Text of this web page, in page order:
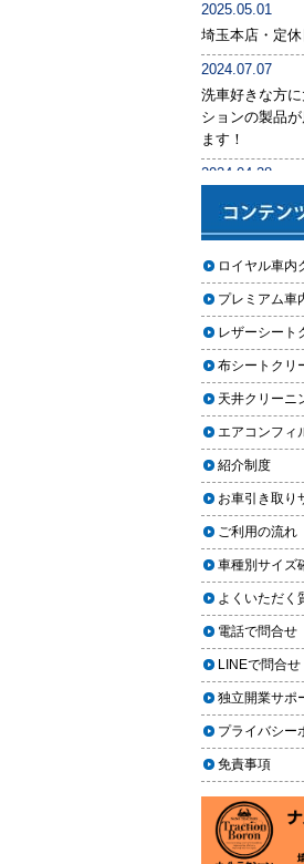
後悔しないた
つのポイント
果を感じない
つの原因
【2026年版】
自分でできる
界線と失敗例
い原因とは？
ビ別の正しい
【2026年版】
どこまでやる
め内容と費用
【2026年版
料金相場はい
別に徹底比較
ヘッドライト
場｜イエロー
クス・専門店
版】
【2026年版】
ーフィルム料
容・相場・安
車のヘッドラ
グと費用
車のサスペン
と費用
車のフロン
場と作業手順
2025.05.01
埼玉本店・定
2024.07.07
洗車好きな方
ションの製品
ます！
2024.04.28
リース
2024年ゴール
営業予定（埼
秋田能代店）
2024.03.23
埼玉のFMラジ
ていただきま
2024.03.22
埼玉本店が東
上に利用しやす
2024.02.29
2024年3月14
2023.12.21
年末年始の予
2023.11.26
年末に「車も
ンペーン
2023.11.22
「＃埼玉」と
業を紹介する
た
2023.10.30
コーティング
ロイヤル車内
プレミアム車
レザーシート
布シートク
天井クリ
エアコン
紹介制度
お車引き取
ご利用の流れ
車種別サイズ
よくいただく
電話で問合せ
LINEで問合
独立開業サポ
プライバシー
免責事項